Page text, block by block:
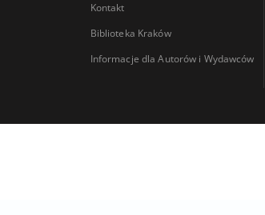
Kontakt
Biblioteka Kraków
Informacje dla Autorów i Wydawców